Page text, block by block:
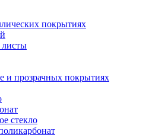
покрытиях
и прозрачных покрытиях
стекло